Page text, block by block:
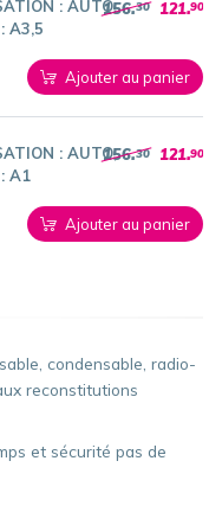
: AUTO
A3,5
156.30 121.90
Ajouter au panier
: AUTO
A1
156.30 121.90
Ajouter au panier
condensable, radio-
reconstitutions
et sécurité pas de